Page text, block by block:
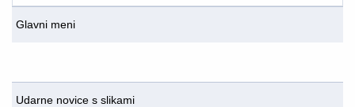
Glavni meni
Udarne novice s slikami